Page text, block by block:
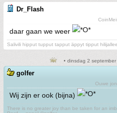
Dr_Flash
daar gaan we weer
Salivili hipput tupput tapput äppyt tipput
• dinsdag 2
golfer
Ouwe
Wij zijn er ook (bijna)
There is no greater joy than be taken for an